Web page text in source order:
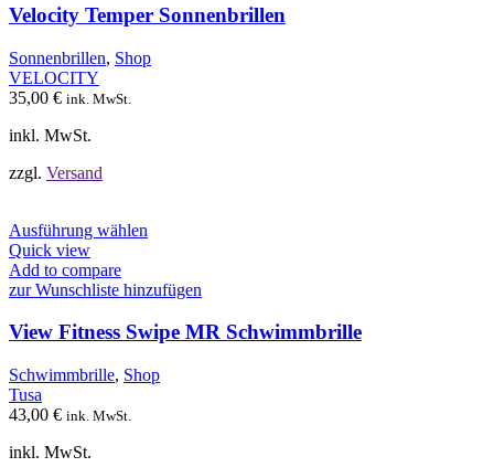
auf.
Die
können
Velocity Temper Sonnenbrillen
Sonnenbrillen, Shop
VELOCITY
35,00 € ink. MwSt.
inkl. MwSt.
zzgl. Versand
Ausführung wählen
mehrere
auf.
Die
Optionen
können
Quick view
Add to compare
zur Wunschliste hinzufügen
View Fitness Swipe MR Schwimmbrille
Schwimmbrille, Shop
Tusa
43,00 € ink. MwSt.
inkl. MwSt.